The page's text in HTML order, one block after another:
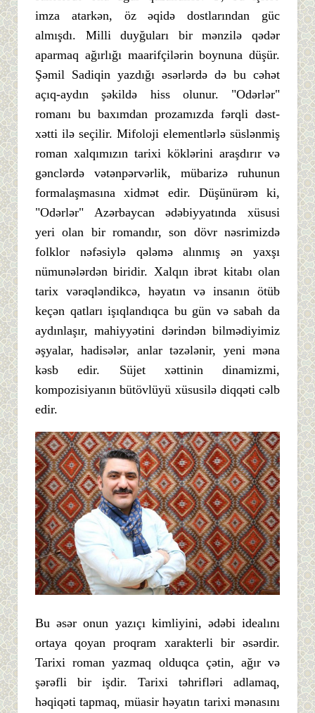
imza atarkən, öz əqidə dostlarından güc
almışdı. Milli duyğuları bir mənzilə qədər
aparmaq ağırlığı maarifçilərin boynuna düşür.
Şəmil Sadiqin yazdığı əsərlərdə də bu cəhət
açıq-aydın şəkildə hiss olunur. "Odərlər"
romanı bu baxımdan prozamızda fərqli dəst-
xətti ilə seçilir. Mifoloji elementlərlə süslənmiş
roman xalqımızın tarixi köklərini araşdırır və
gənclərdə vətənpərvərlik, mübarizə ruhunun
formalaşmasına xidmət edir. Düşünürəm ki,
"Odərlər" Azərbaycan ədəbiyyatında xüsusi
yeri olan bir romandır, son dövr nəsrimizdə
folklor nəfəsiylə qələmə alınmış ən yaxşı
nümunələrdən biridir. Xalqın ibrət kitabı olan
tarix vərəqləndikcə, həyatın və insanın ötüb
keçən qatları işıqlandıqca bu gün və sabah da
aydınlaşır, mahiyyətini dərindən bilmədiyimiz
əşyalar, hadisələr, anlar təzələnir, yeni məna
kəsb edir. Süjet xəttinin dinamizmi,
kompozisiyanın bütövlüyü xüsusilə diqqəti cəlb
edir.
Bu əsər onun yazıçı kimliyini, ədəbi idealını
ortaya qoyan proqram xarakterli bir əsərdir.
Tarixi roman yazmaq olduqca çətin, ağır və
şərəfli bir işdir. Tarixi təhrifləri adlamaq,
həqiqəti tapmaq, müasir həyatın tarixi mənasını